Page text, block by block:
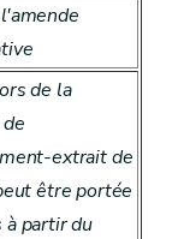
de la
extrait de
être portée
à partir du